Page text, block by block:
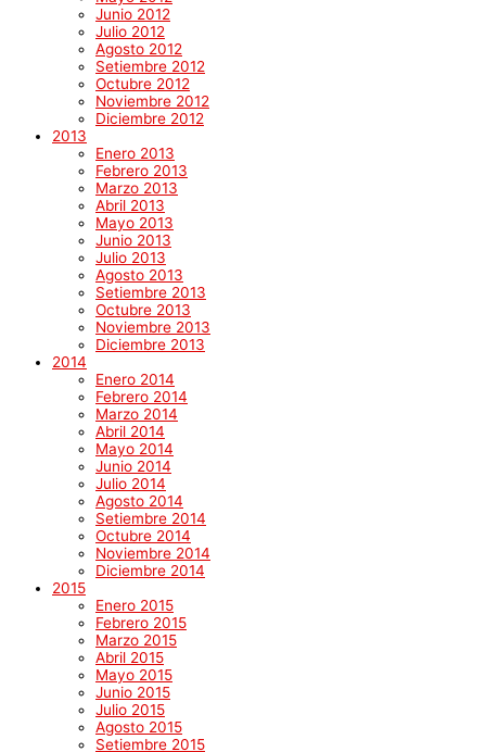
Junio 2012
Julio 2012
Agosto 2012
Setiembre 2012
Octubre 2012
Noviembre 2012
Diciembre 2012
2013
Enero 2013
Febrero 2013
Marzo 2013
Abril 2013
Mayo 2013
Junio 2013
Julio 2013
Agosto 2013
Setiembre 2013
Octubre 2013
Noviembre 2013
Diciembre 2013
2014
Enero 2014
Febrero 2014
Marzo 2014
Abril 2014
Mayo 2014
Junio 2014
Julio 2014
Agosto 2014
Setiembre 2014
Octubre 2014
Noviembre 2014
Diciembre 2014
2015
Enero 2015
Febrero 2015
Marzo 2015
Abril 2015
Mayo 2015
Junio 2015
Julio 2015
Agosto 2015
Setiembre 2015